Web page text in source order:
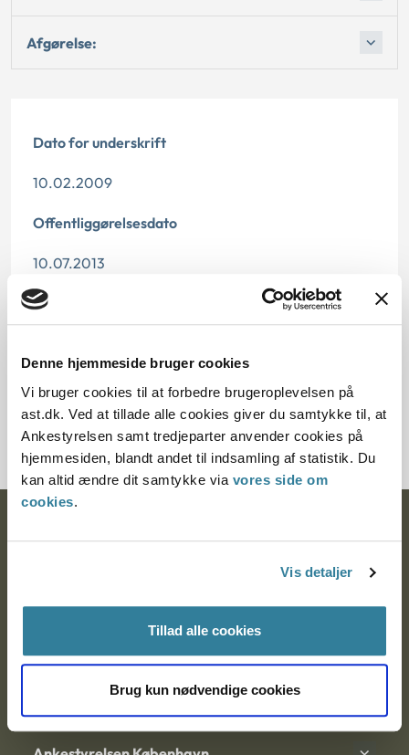
Denne hjemmeside bruger cookies
Vi bruger cookies til at forbedre brugeroplevelsen på
ast.dk. Ved at tillade alle cookies giver du samtykke til, at
Ankestyrelsen samt tredjeparter anvender cookies på
hjemmesiden, blandt andet til indsamling af statistik. Du
kan altid ændre dit samtykke via vores side om
cookies.
Vis detaljer
Tillad alle cookies
Brug kun nødvendige cookies
Afgørelse:
Dato for underskrift
10.02.2009
Offentliggørelsesdato
10.07.2013
Paragraf
Journalnummer
6000314-08
Nytorv 7, 2. sal
Ankestyrelsen Aalborg